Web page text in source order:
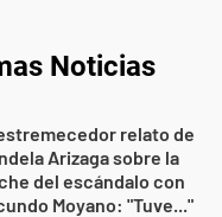
Noticias
relato de
Arizaga sobre la
del escándalo con
Moyano: "Tuve..."